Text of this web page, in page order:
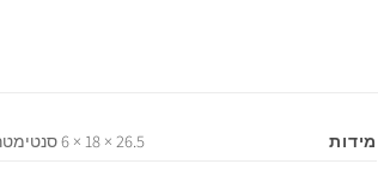
מידות 26.5 × 18 × 6 סנטימטרים